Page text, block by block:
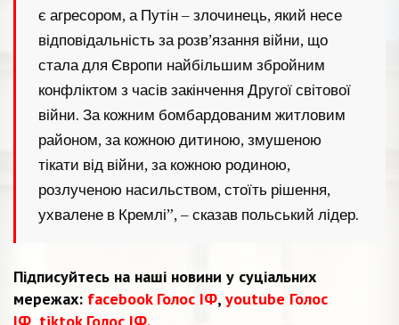
є агресором, а Путін – злочинець, який несе
відповідальність за розв’язання війни, що
стала для Європи найбільшим збройним
конфліктом з часів закінчення Другої світової
війни. За кожним бомбардованим житловим
районом, за кожною дитиною, змушеною
тікати від війни, за кожною родиною,
розлученою насильством, стоїть рішення,
ухвалене в Кремлі”, – сказав польський лідер.
Підписуйтесь на наші новини у суціальних
мережах: facebook Голос ІФ, youtube Голос
ІФ, tiktok Голос ІФ.